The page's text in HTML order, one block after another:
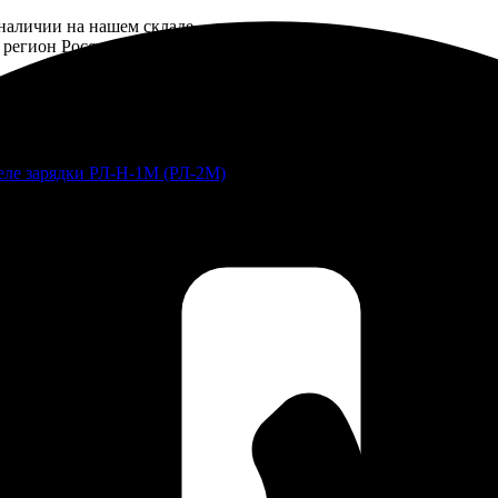
зарядки РЛ-Н-1М (РЛ-2М)
на нашем складе.
России.